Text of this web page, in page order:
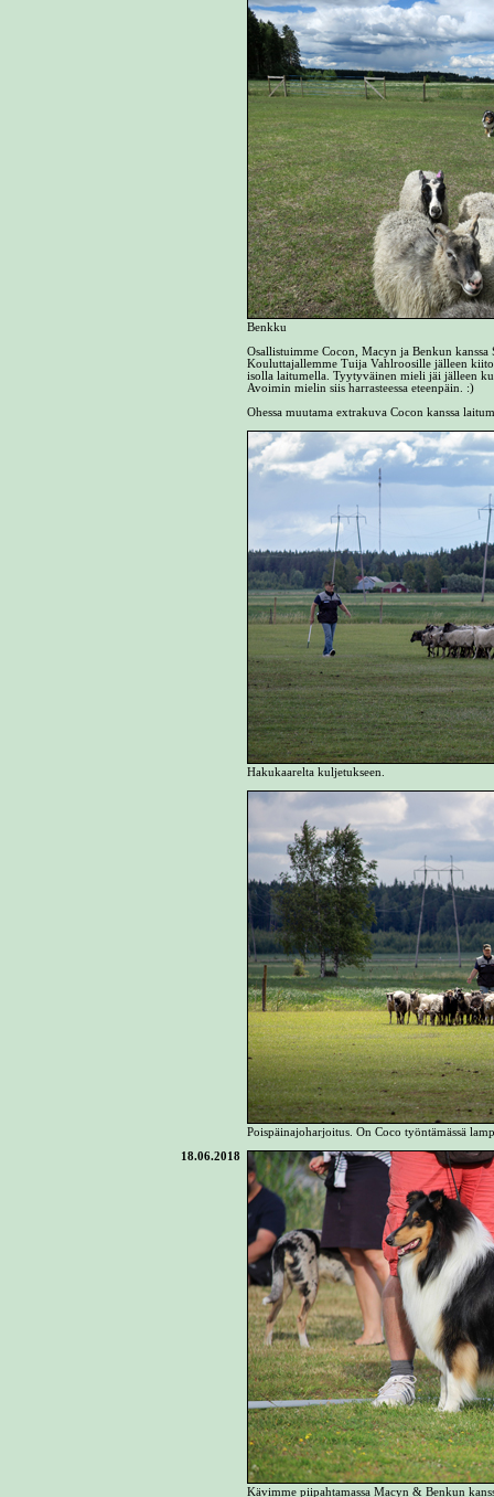
Benkku
Osallistuimme Cocon, Macyn ja Benkun
Kouluttajallemme Tuija Vahlroosille jälleen
isolla laitumella. Tyytyväinen mieli jäi jälleen
Avoimin mielin siis harrasteessa eteenpäin. :)
Ohessa muutama extrakuva Cocon kanssa
Hakukaarelta kuljetukseen.
Poispäinajoharjoitus. On Coco työntämässä
18.06.2018
Kävimme piipahtamassa Macyn & Benkun